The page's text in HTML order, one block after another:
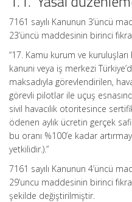
7161 sayılı Kanunun 3’üncü
23’üncü maddesinin birinci
“17. Kamu kurum ve
kanuni veya iş merkezi
maksadıyla görevlendirilen,
görevli pilotlar ile uçuş
sivil havacılık otoritesince
ödenen aylık ücretin gerçek
bu oranı %100’e kadar
yetkilidir.).”
7161 sayılı Kanunun 4’üncü
29’uncu maddesinin birinci
şekilde değiştirilmiştir.